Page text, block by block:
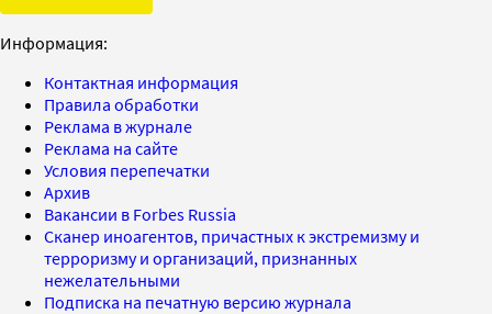
Информация:
Контактная информация
Правила обработки
Реклама в журнале
Реклама на сайте
Условия перепечатки
Архив
Вакансии в Forbes Russia
Сканер иноагентов, причастных к экстремизму и
терроризму и организаций, признанных
нежелательными
Подписка на печатную версию журнала